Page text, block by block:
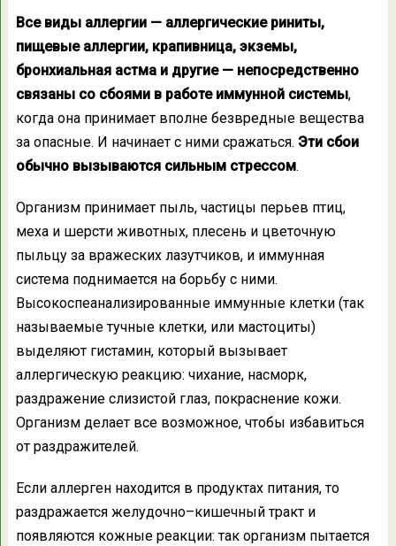
Все виды аллергии — аллергические риниты,
пищевые аллергии, крапивница, экземы,
бронхиальная астма и другие — непосредственно
связаны со сбоями в работе иммунной системы,
когда она принимает вполне безвредные вещества
за опасные. И начинает с ними сражаться. Эти сбои
обычно вызываются сильным стрессом.
Организм принимает пыль, частицы перьев птиц,
меха и шерсти животных, плесень и цветочную
пыльцу за вражеских лазутчиков, и иммунная
система поднимается на борьбу с ними.
Высокоспеанализированные иммунные клетки (так
называемые тучные клетки, или мастоциты)
выделяют гистамин, который вызывает
аллергическую реакцию: чихание, насморк,
раздражение слизистой глаз, покраснение кожи.
Организм делает все возможное, чтобы избавиться
от раздражителей.
Если аллерген находится в продуктах питания, то
раздражается желудочно–кишечный тракт и
появляются кожные реакции: так организм пытается